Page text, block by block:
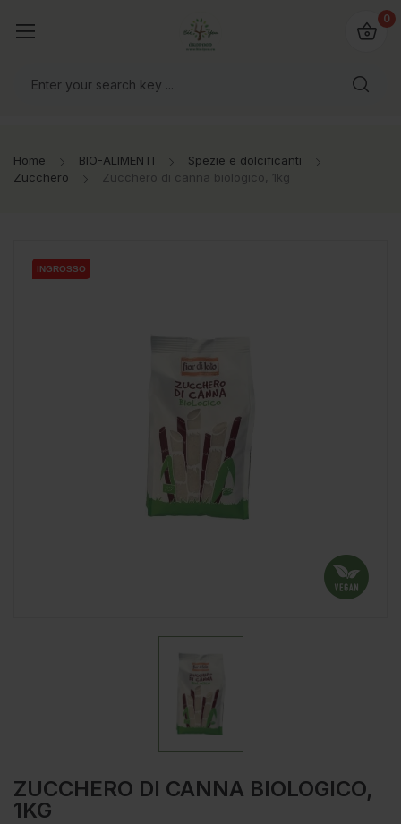
mondo!
0
Home BIO-ALIMENTI
Spezie e dolcificanti
Zucchero
Zucchero di canna biologico, 1kg
INGROSSO
INGROSSO
ZUCCHERO DI CANNA BIOLOGICO,
1KG